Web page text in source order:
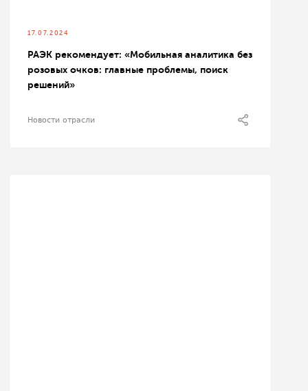
17.07.2024
РАЭК рекомендует: «Мобильная аналитика без
розовых очков: главные проблемы, поиск
решений»
Новости отрасли